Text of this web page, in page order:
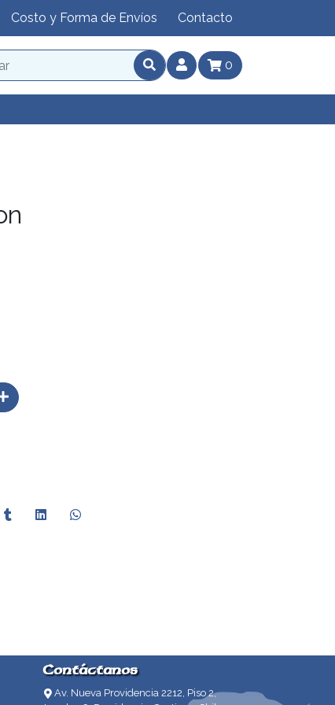
Costo y Forma de Envíos Contacto
0
Contáctanos
Av. Nueva Providencia 2212, Piso 2,